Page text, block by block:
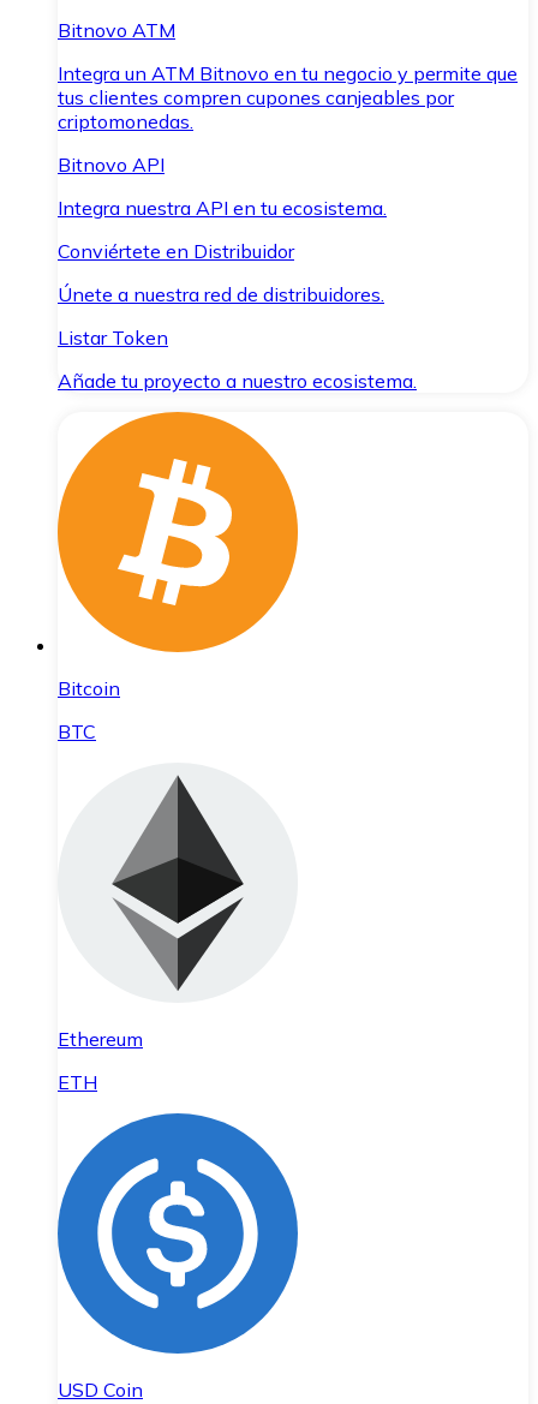
Bitnovo ATM
Integra un ATM Bitnovo en tu negocio y permite que
tus clientes compren cupones canjeables por
criptomonedas.
Bitnovo API
Integra nuestra API en tu ecosistema.
Conviértete en Distribuidor
Únete a nuestra red de distribuidores.
Listar Token
Añade tu proyecto a nuestro ecosistema.
Bitcoin
BTC
Ethereum
ETH
USD Coin